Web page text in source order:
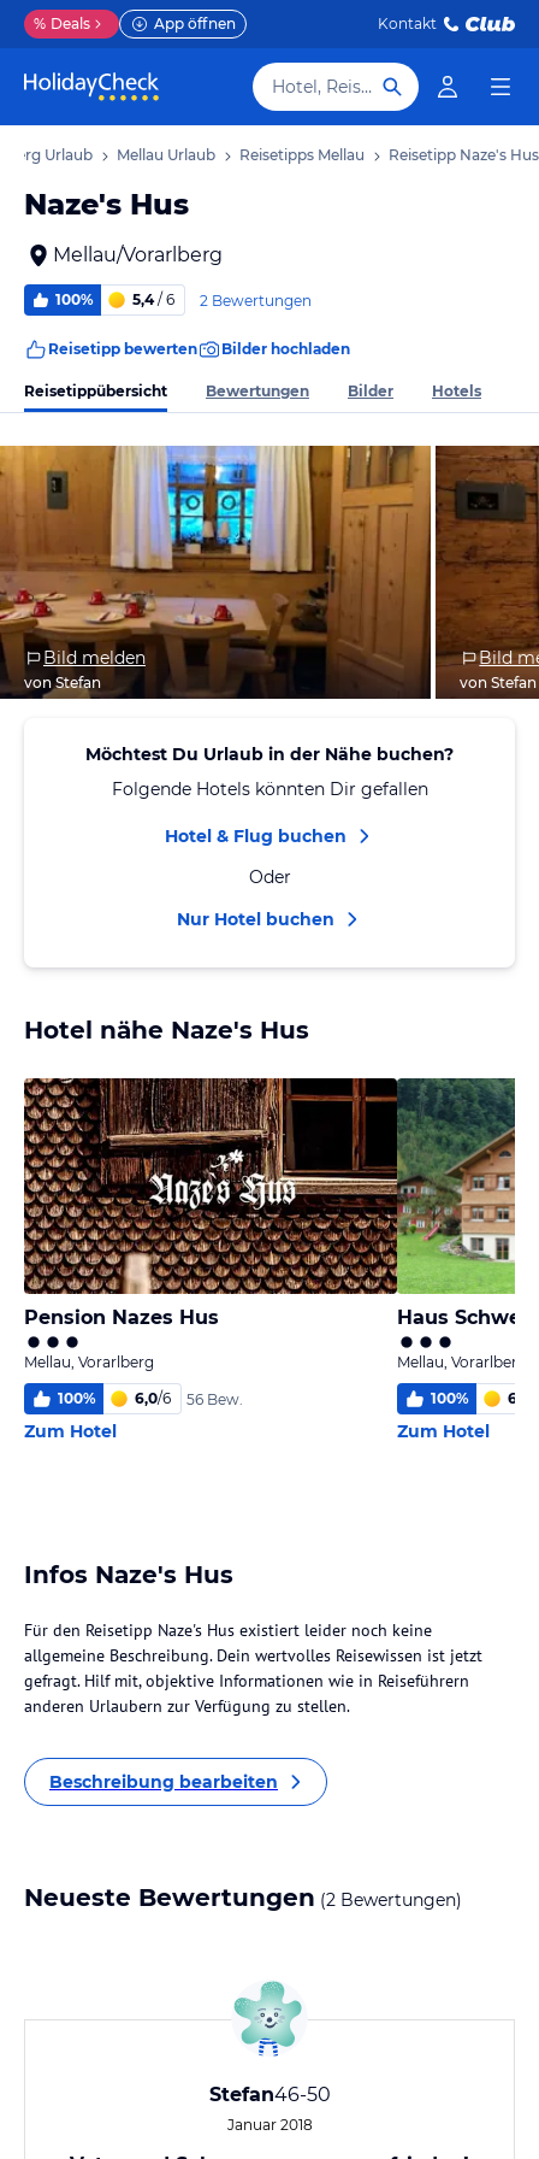
% Deals App öffnen Kontakt
Hotel, Reiseziel
Urlaub Mellau Urlaub Reisetipps Mellau Reisetipp Naze's Hus
Naze's Hus
Mellau/Vorarlberg
100% 5,4/ 6 2 Bewertungen
Reisetipp bewerten Bilder hochladen
Reisetippübersicht Bewertungen Bilder Hotels
Bild melden
von Stefan
Bild
von Stefan
Möchtest Du Urlaub in der Nähe buchen?
Folgende Hotels könnten Dir gefallen
Hotel & Flug buchen
Oder
Nur Hotel buchen
Hotel nähe Naze's Hus
Pension Nazes Hus
Mellau, Vorarlberg
100% 6,0/6 56 Bew.
Zum Hotel
Haus
Mellau, Vorarlberg
100% 6,0
Zum Hotel
Infos Naze's Hus
Für den Reisetipp Naze's Hus existiert leider noch keine
allgemeine Beschreibung. Dein wertvolles Reisewissen ist jetzt
gefragt. Hilf mit, objektive Informationen wie in Reiseführern
anderen Urlaubern zur Verfügung zu stellen.
Beschreibung bearbeiten
Neueste Bewertungen (2 Bewertungen)
Stefan46-50
Januar 2018